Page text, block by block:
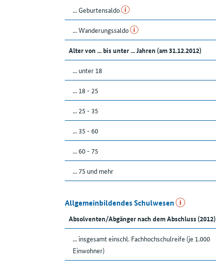
... Geburtensaldo
... Wanderungssaldo
Alter von ... bis unter ... Jahren (am 31.12.2012)
... unter 18
... 18 - 25
... 25 - 35
... 35 - 60
... 60 - 75
... 75 und mehr
Allgemeinbildendes Schulwesen
Absolventen/Abgänger nach dem Abschluss (2012)
... insgesamt einschl. Fachhochschulreife (je 1.000
Einwohner)